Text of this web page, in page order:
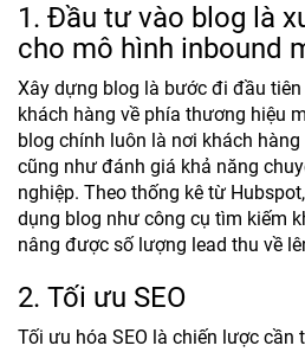
1. Đầu tư vào blog là
cho mô hình inbound
Xây dựng blog là bước đi đầu
khách hàng về phía thương hiệu
blog chính luôn là nơi khách
cũng như đánh giá khả năng
nghiệp. Theo thống kê từ
dụng blog như công cụ tìm kiếm
nâng được số lượng lead thu về
2. Tối ưu SEO
Tối ưu hóa SEO là chiến lược cần